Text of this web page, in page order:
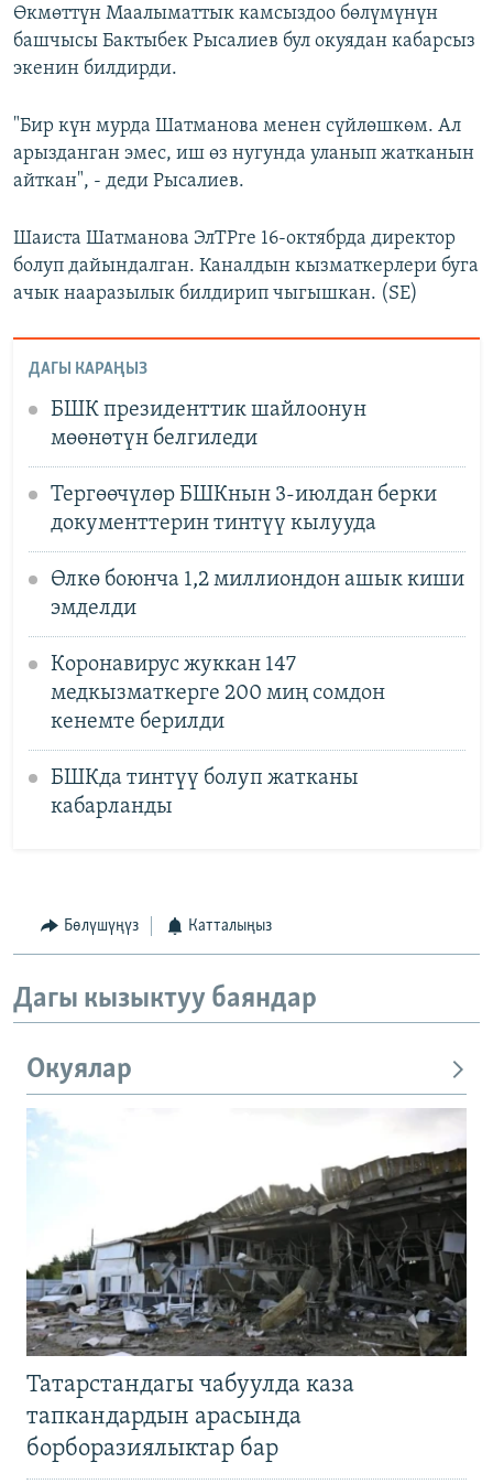
Өкмөттүн Маалыматтык камсыздоо бөлүмүнүн
башчысы Бактыбек Рысалиев бул окуядан кабарсыз
экенин билдирди.
"Бир күн мурда Шатманова менен сүйлөшкөм. Ал
арызданган эмес, иш өз нугунда уланып жатканын
айткан", - деди Рысалиев.
Шаиста Шатманова ЭлТРге 16-октябрда директор
болуп дайындалган. Каналдын кызматкерлери буга
ачык нааразылык билдирип чыгышкан. (SE)
ДАГЫ КАРАҢЫЗ
БШК президенттик шайлоонун
мөөнөтүн белгиледи
Тергөөчүлөр БШКнын 3-июлдан берки
документтерин тинтүү кылууда
Өлкө боюнча 1,2 миллиондон ашык киши
эмделди
Коронавирус жуккан 147
медкызматкерге 200 миң сомдон
кенемте берилди
БШКда тинтүү болуп жатканы
кабарланды
Бөлүшүңүз Катталыңыз
Дагы кызыктуу баяндар
Окуялар
Татарстандагы чабуулда каза
тапкандардын арасында
борборазиялыктар бар